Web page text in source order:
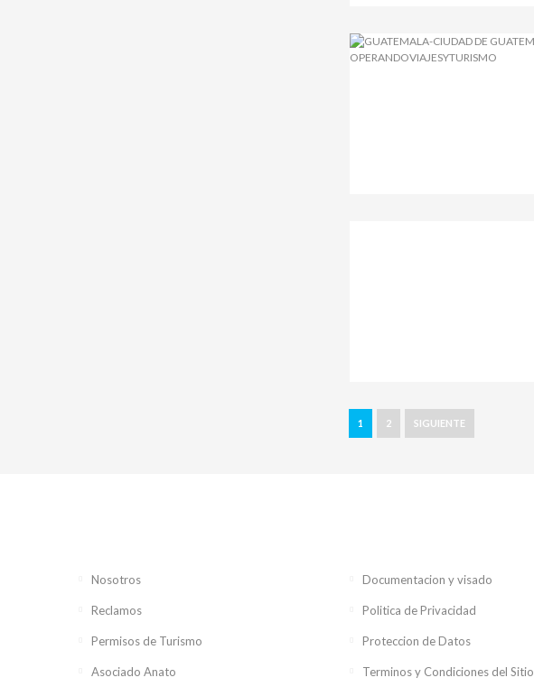
1 2 SIGUIENTE
Nosotros
Reclamos
Permisos de Turismo
Asociado Anato
Documentacion y visado
Politica de Privacidad
Proteccion de Datos
Terminos y Condiciones del Sitio